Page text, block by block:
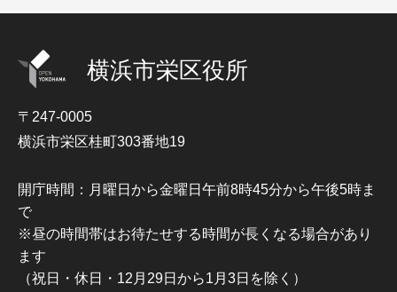
横浜市栄区役所
〒247-0005
横浜市栄区桂町303番地19
開庁時間：月曜日から金曜日午前8時45分から午後5時ま
で
※昼の時間帯はお待たせする時間が長くなる場合があり
ます
（祝日・休日・12月29日から1月3日を除く）